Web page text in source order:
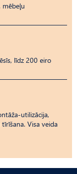
mēbeļu
līdz 200 eiro
utilizācija,
Visa veida